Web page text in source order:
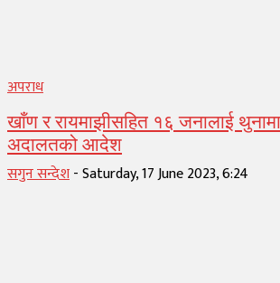
अपराध
खाँण र रायमाझीसहित १६ जनालाई
अदालतको आदेश
सगुन सन्देश-Saturday, 17 June 2023, 6:24